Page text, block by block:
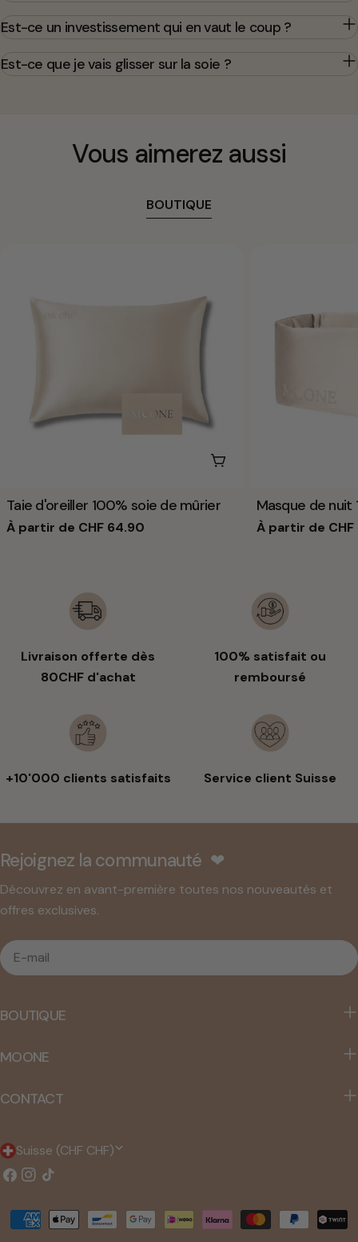
Est-ce un investissement qui en vaut le coup ?
Est-ce que je vais glisser sur la soie ?
Vous aimerez aussi
BOUTIQUE
CHOISISSEZ LES
Taper:
Taie d'oreiller 100% soie de mûrier
Prix
À partir de CHF 64.90
Taper:
Masque de
Prix
À partir de
Livraison offerte dès
80CHF d'achat
100% satisfait ou
remboursé
+10'000 clients satisfaits Service client Suisse
BOUTIQUE
MOONE
CONTACT
Rejoignez la communauté ❤︎
Découvrez en avant-première toutes nos nouveautés et
offres exclusives.
E-
mail
P
a
Suisse (CHF CHF)
Facebook
Instagram
TIC
Méthodes